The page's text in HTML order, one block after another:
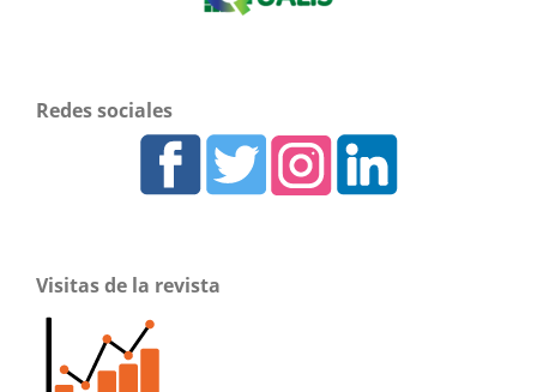
Redes sociales
Visitas de la revista